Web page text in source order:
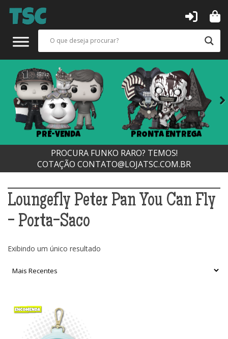
PRÉ-VENDA PRONTA ENTREGA
Next
PROCURA FUNKO RARO? TEMOS!
COTAÇÃO CONTATO@LOJATSC.COM.BR
Loungefly Peter Pan You Can Fly
- Porta-Saco
Exibindo um único resultado